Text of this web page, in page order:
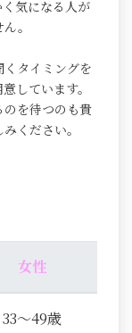
気になる人が
。
くタイミングを
しています。
を待つのも貴
ください。
女性
33～49歳